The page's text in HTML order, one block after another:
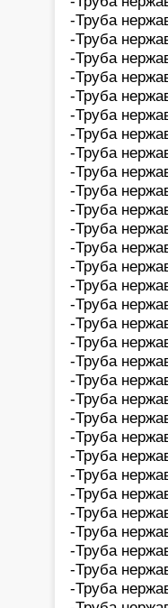
-Труба
-Труба
-Труба
-Труба
-Труба
-Труба
-Труба
-Труба
-Труба
-Труба
-Труба
-Труба
-Труба
-Труба
-Труба
-Труба
-Труба
-Труба
-Труба
-Труба
-Труба
-Труба
-Труба
-Труба
-Труба
-Труба
-Труба
-Труба
-Труба
-Труба
-Труба